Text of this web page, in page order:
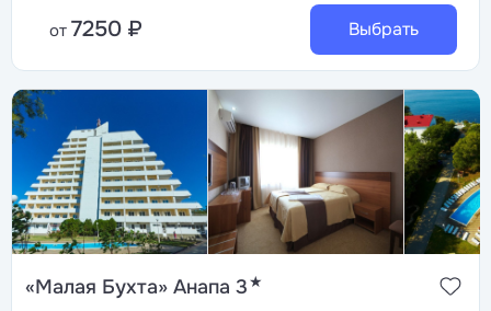
от 7250 ₽ Выбрать
«Малая Бухта» Анапа 3★